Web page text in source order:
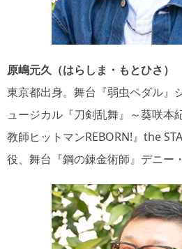
原嶋元久（はらしま・もとひさ）
東京都出身。舞台『弱虫ペダル』
ュージカル『刀剣乱舞』～葵咲本
教師ヒットマンREBORN!』the
役、舞台『鋼の錬金術師』デニー